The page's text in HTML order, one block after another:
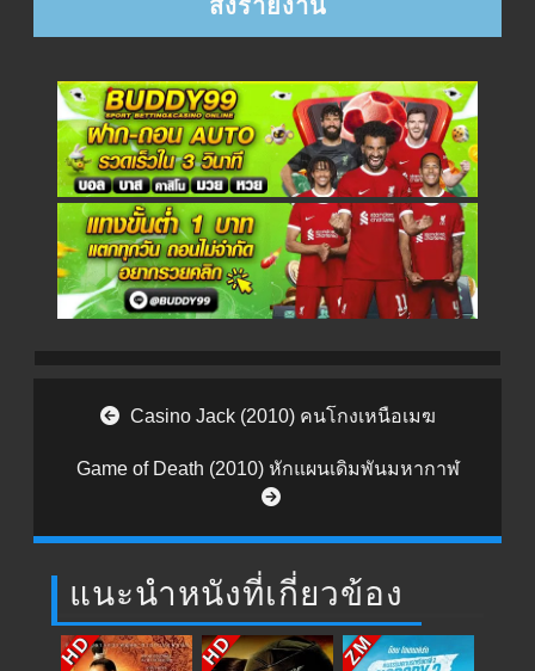
Post navigation
Casino Jack (2010) คนโกงเหนือเมฆ
Game of Death (2010) หักแผนเดิมพันมหากาฬ
แนะนำหนังที่เกี่ยวข้อง
HD HD ZM